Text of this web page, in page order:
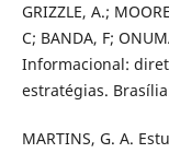
GRIZZLE, A.;
C; BANDA, F;
Informacional:
estratégias.
MARTINS, G. A.